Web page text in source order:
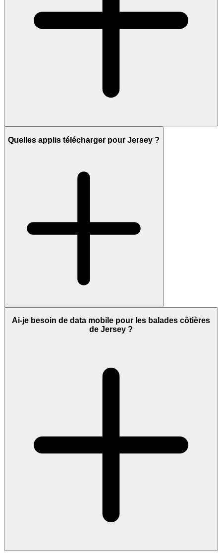
Quelles applis télécharger pour Jersey ?
Ai-je besoin de data mobile pour les balades côtières
de Jersey ?